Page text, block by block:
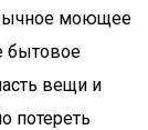
моющее
бытовое
вещи и
потереть